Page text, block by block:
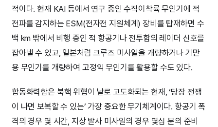
적이다. 현재 KAI 등에서 연구 중인 수직이착륙 무인기에 적
전파를 감지하는 ESM(전자전 지원체계) 장비를 탑재하면 수
백 km 밖에서 비행 중인 적 항공기나 전투함의 레이더 신호를
잡아낼 수 있고, 일본처럼 크루즈 미사일을 개량하거나 기만
용 무인기를 개량하여 고정익 무인기를 활용할 수도 있다.
합동화력함은 북핵 위협이 날로 고도화되는 현재, ‘당장 전쟁
이 나면 보복할 수 있는’ 가장 중요한 무기체계이다. 항공기 폭
격의 경우 몇 시간, 지상 발사 미사일의 경우 몇십 분의 준비